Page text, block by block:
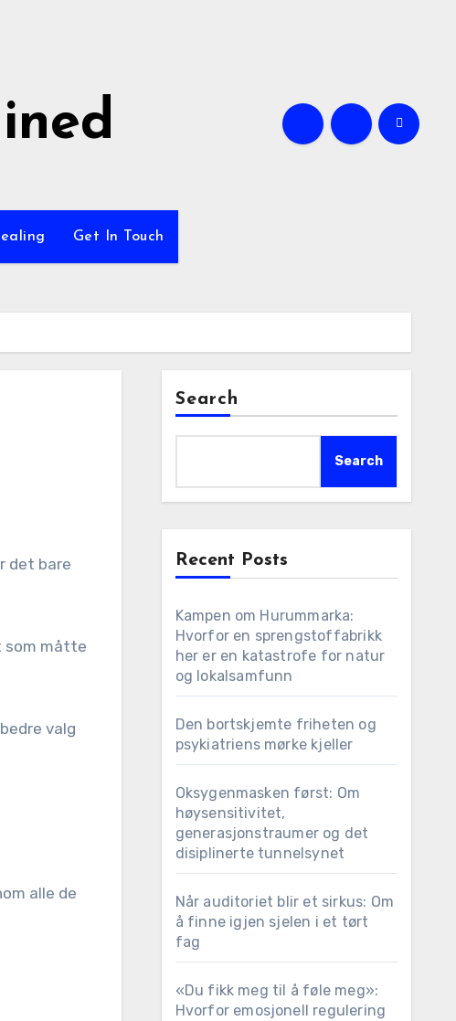
Get In Touch
som måtte
valg
alle de
Search
Search
Recent Posts
Kampen om Hurummarka:
Hvorfor en sprengstoffabrikk
her er en katastrofe for natur
og lokalsamfunn
Den bortskjemte friheten og
psykiatriens mørke kjeller
Oksygenmasken først: Om
høysensitivitet,
generasjonstraumer og det
disiplinerte tunnelsynet
Når auditoriet blir et sirkus: Om
å finne igjen sjelen i et tørt
fag
«Du fikk meg til å føle meg»:
Hvorfor emosjonell regulering